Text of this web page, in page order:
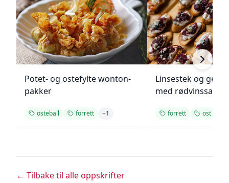
Potet- og ostefylte wonton-
pakker
osteball forrett +1
Linsestek og
med rødvinssaus
forrett ost
← Tilbake til alle oppskrifter